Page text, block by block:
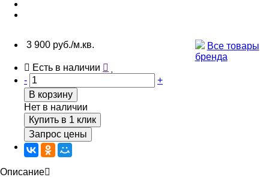
3 900 руб./м.кв.
Все товары
бренда
Есть в наличии
-
+
В корзину
Нет в наличии
Купить в 1 клик
Запрос цены
Описание